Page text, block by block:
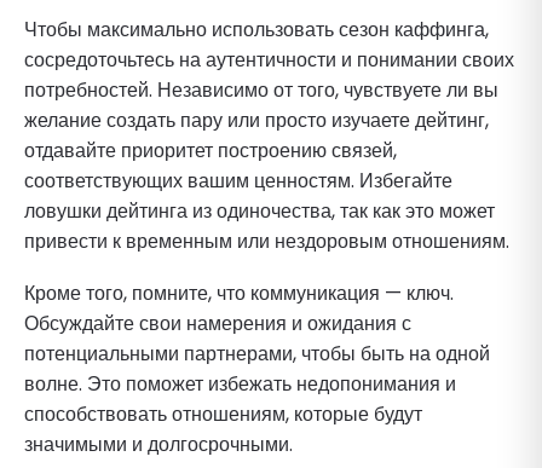
Чтобы максимально использовать сезон каффинга,
сосредоточьтесь на аутентичности и понимании своих
потребностей. Независимо от того, чувствуете ли вы
желание создать пару или просто изучаете дейтинг,
отдавайте приоритет построению связей,
соответствующих вашим ценностям. Избегайте
ловушки дейтинга из одиночества, так как это может
привести к временным или нездоровым отношениям.
Кроме того, помните, что коммуникация — ключ.
Обсуждайте свои намерения и ожидания с
потенциальными партнерами, чтобы быть на одной
волне. Это поможет избежать недопонимания и
способствовать отношениям, которые будут
значимыми и долгосрочными.